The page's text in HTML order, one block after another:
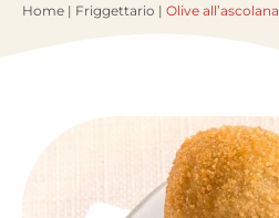
Home | Friggettario | Olive all’ascolana